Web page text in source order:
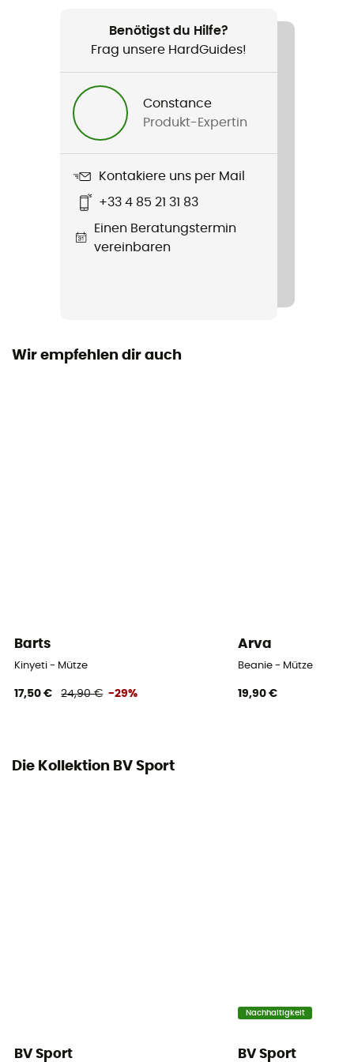
Wandern / Trailrunning / Running / Alltag / Skilanglauf
Herren / Damen
Bonnet Multifonction
Zusatzinformation
Drawstring closure
Benötigst du Hilfe?
Frag unsere HardGuides!
Constance
Produkt-Expertin
Kontakiere uns per Mail
+33 4 85 21 31 83
Einen Beratungstermin
vereinbaren
Wir empfehlen dir auch
Barts
Kinyeti - Mütze
17,50 € 24,90 € -29%
Arva
Beanie - Mütze
19,90 €
Die Kollektion BV Sport
BV Sport
Nachhaltigkeit
BV Sport